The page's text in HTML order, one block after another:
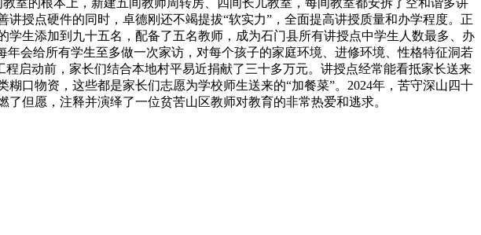
室的根本上，新建五间教师周转房、四间长儿教室，每间教室都安拆了空和谐多讲
授点硬件的同时，卓德刚还不竭提拔“软实力”，全面提高讲授质量和办学程度。正
生添加到九十五名，配备了五名教师，成为石门县所有讲授点中学生人数最多、办
会给所有学生至多做一次家访，对每个孩子的家庭环境、进修环境、性格特征洞若
启动前，家长们结合本地村平易近捐献了三十多万元。讲授点经常能看抵家长送来
口物资，这些都是家长们志愿为学校师生送来的“加餐菜”。2024年，苦守深山四十
但愿，注释并演绎了一位贫苦山区教师对教育的非常热爱和逃求。